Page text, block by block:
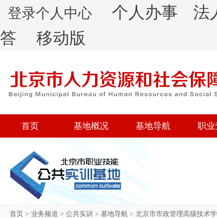
登录个人中心 个人办事
法
答
移动版
首页 基地概况 基地导航 职业
首页 > 业务频道 > 公共实训 > 基地导航 > 北京市市政管理高级技术